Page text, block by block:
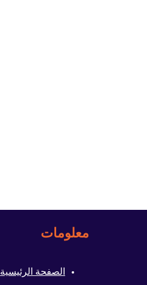
معلومات
الصفحة الرئيسية